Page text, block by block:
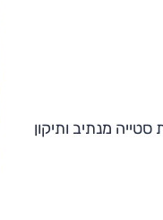
מנתיב ותיקון